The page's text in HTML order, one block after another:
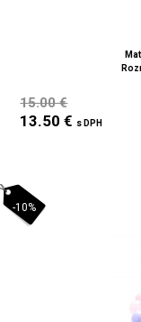
15.00 €
13.50 € s DPH
-10%